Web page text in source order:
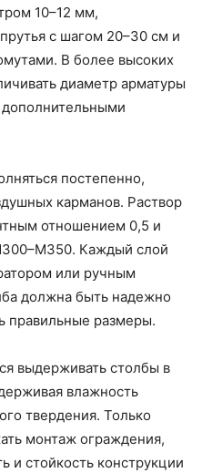
10–12 мм,
с шагом 20–30 см и
В более высоких
диаметр арматуры
дополнительными
постепенно,
карманов. Раствор
отношением 0,5 и
Каждый слой
или ручным
должна быть надежно
правильные размеры.
выдерживать столбы в
влажность
твердения. Только
монтаж ограждения,
и стойкость конструкции